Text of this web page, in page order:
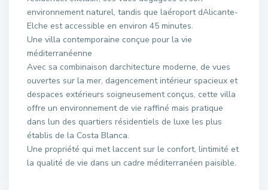
environnement naturel, tandis que laéroport dAlicante-
Elche est accessible en environ 45 minutes.
Une villa contemporaine conçue pour la vie
méditerranéenne
Avec sa combinaison darchitecture moderne, de vues
ouvertes sur la mer, dagencement intérieur spacieux et
despaces extérieurs soigneusement conçus, cette villa
offre un environnement de vie raffiné mais pratique
dans lun des quartiers résidentiels de luxe les plus
établis de la Costa Blanca.
Une propriété qui met laccent sur le confort, lintimité et
la qualité de vie dans un cadre méditerranéen paisible.